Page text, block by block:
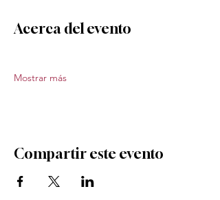
Acerca del evento
Mostrar más
Compartir este evento